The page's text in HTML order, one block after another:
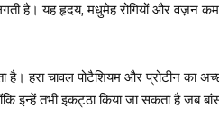
है। यह हृदय, मधुमेह रोगियों और वज़न
है। हरा चावल पोटैशियम और प्रोटीन का
इन्हें तभी इकट्ठा किया जा सकता है जब